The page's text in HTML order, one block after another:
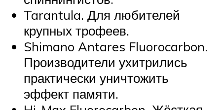
Tarantula. Для любителей
крупных трофеев.
Shimano Antares Fluorocarbon.
Производители ухитрились
практически уничтожить
эффект памяти.